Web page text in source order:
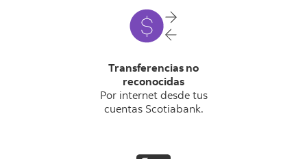
Transferencias no
reconocidas
Por internet desde tus
cuentas Scotiabank.